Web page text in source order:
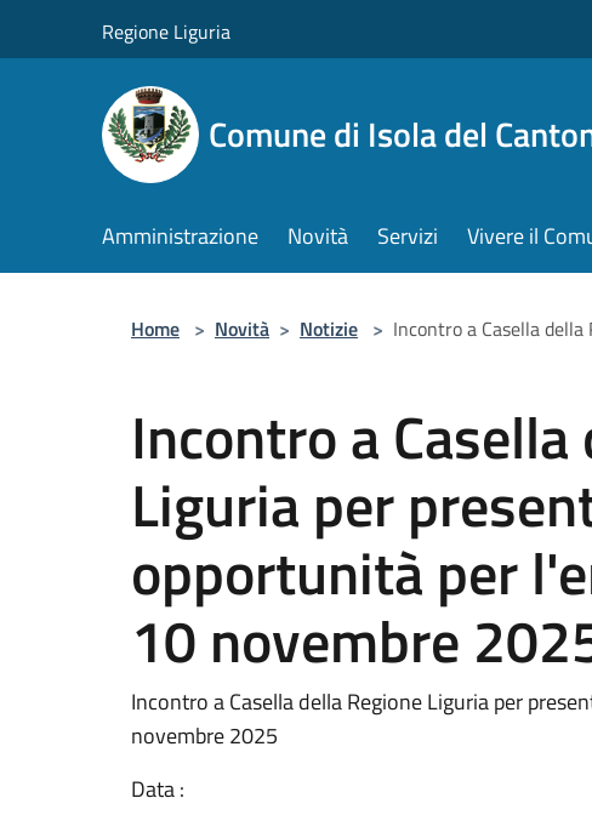
Regione Liguria
Comune di Isola del
Amministrazione Novità Servizi Vivere il
Home > Novità > Notizie > Incontro a Casella
Incontro a
Liguria per
opportunità per
10 novembre
Incontro a Casella della Regione Liguria per
novembre 2025
Data :